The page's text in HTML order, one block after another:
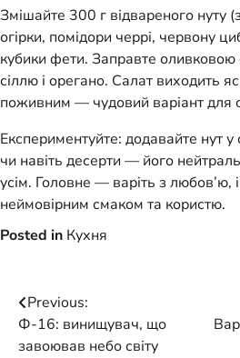
Змішайте 300 г відвареного нуту
огірки, помідори черрі, червону
кубики фети. Заправте
сіллю і орегано. Салат виходить
поживним — чудовий варіант для
Експериментуйте: додавайте нут у
чи навіть десерти — його
усім. Головне — варіть з любов’ю, і
неймовірним смаком та користю.
Posted in Кухня
Post
navigation
Previous:
Ф-16: винищувач, що
завоював небо світу